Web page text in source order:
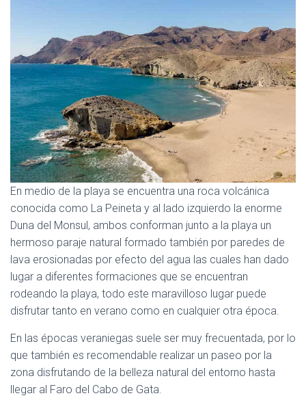
En medio de la playa se encuentra una roca volcánica
conocida como La Peineta y al lado izquierdo la enorme
Duna del Monsul, ambos conforman junto a la playa un
hermoso paraje natural formado también por paredes de
lava erosionadas por efecto del agua las cuales han dado
lugar a diferentes formaciones que se encuentran
rodeando la playa, todo este maravilloso lugar puede
disfrutar tanto en verano como en cualquier otra época.
En las épocas veraniegas suele ser muy frecuentada, por lo
que también es recomendable realizar un paseo por la
zona disfrutando de la belleza natural del entorno hasta
llegar al Faro del Cabo de Gata.